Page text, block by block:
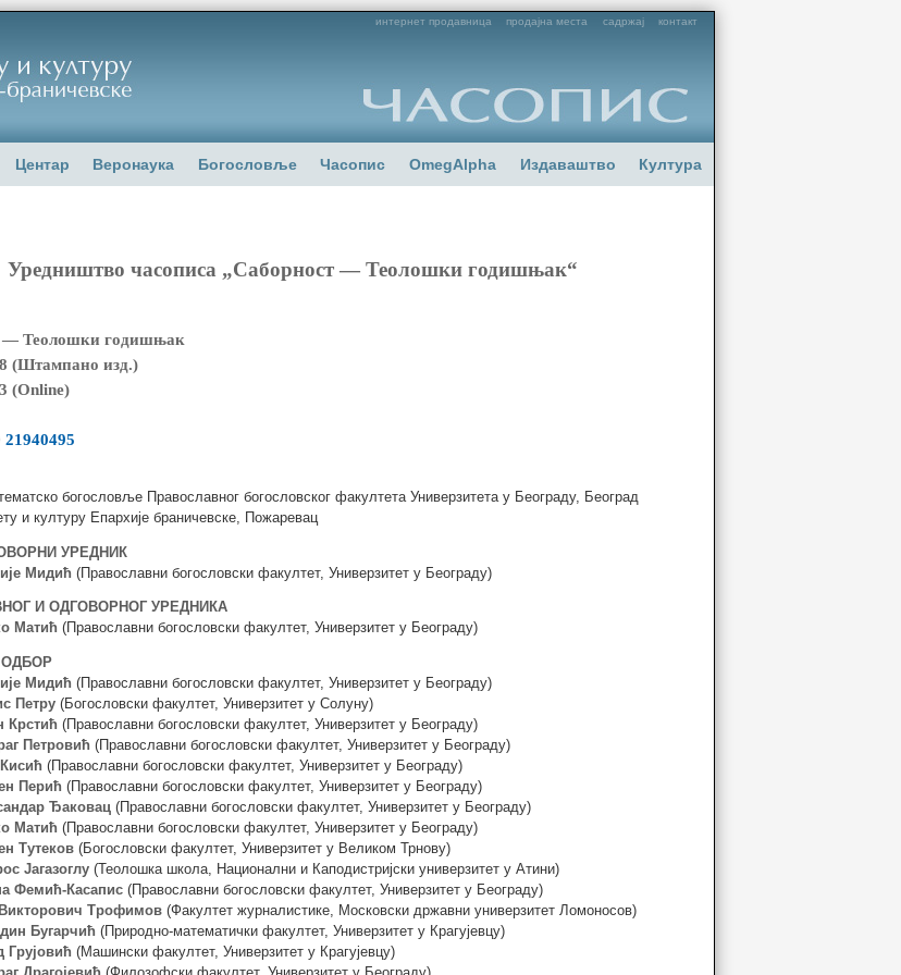
интернет продавница продајна места садржај контакт
Центар Веронаука Богословље Часопис OmegAlpha Издаваштво Култура
Уредништво часописа „Саборност — Теолошки годишњак“
Теолошки годишњак
(Штампано изд.)
(Online)
21940495
богословље Православног богословског факултета Универзитета у Београду, Београд
и културу Епархије браничевске, Пожаревац
УРЕДНИК
Мидић (Православни богословски факултет, Универзитет у Београду)
И ОДГОВОРНОГ УРЕДНИКА
Матић (Православни богословски факултет, Универзитет у Београду)
ОДБОР
Мидић (Православни богословски факултет, Универзитет у Београду)
Петру (Богословски факултет, Универзитет у Солуну)
Крстић (Православни богословски факултет, Универзитет у Београду)
Петровић (Православни богословски факултет, Универзитет у Београду)
(Православни богословски факултет, Универзитет у Београду)
Перић (Православни богословски факултет, Универзитет у Београду)
Ђаковац (Православни богословски факултет, Универзитет у Београду)
Матић (Православни богословски факултет, Универзитет у Београду)
Тутеков (Богословски факултет, Универзитет у Великом Трнову)
Јагазоглу (Теолошка школа, Национални и Каподистријски универзитет у Атини)
Фемић-Касапис (Православни богословски факултет, Универзитет у Београду)
Трофимов (Факултет журналистике, Московски државни универзитет Ломоносов)
Бугарчић (Природно-математички факултет, Универзитет у Крагујевцу)
(Машински факултет, Универзитет у Крагујевцу)